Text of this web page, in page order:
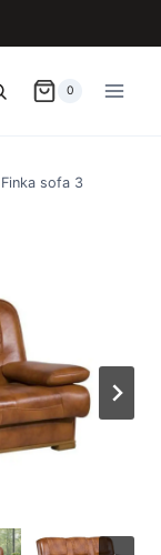
0
Finka sofa 3